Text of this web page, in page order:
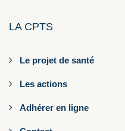
LA CPTS
Le projet de santé
Les actions
Adhérer en ligne